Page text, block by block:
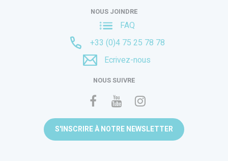
NOUS JOINDRE
FAQ
+33 (0)4 75 25 78 78
Ecrivez-nous
NOUS SUIVRE
S'INSCRIRE À NOTRE NEWSLETTER